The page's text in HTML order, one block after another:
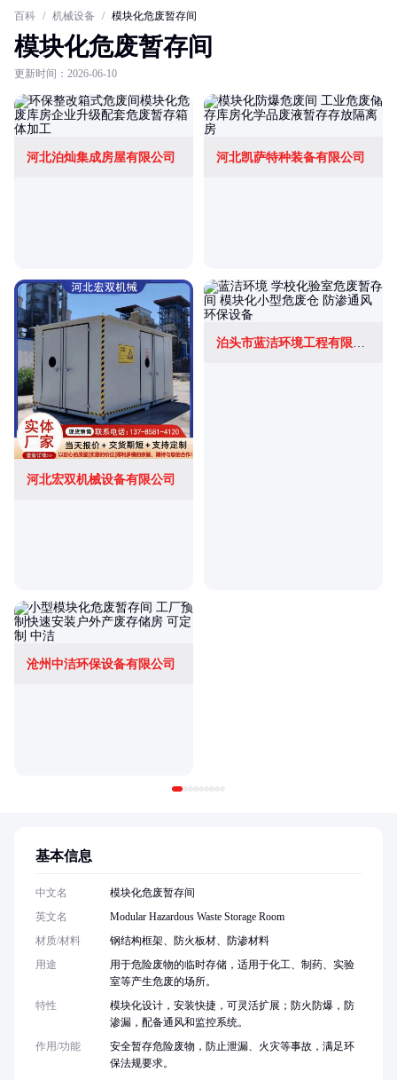
百科 / 机械设备 / 模块化危废暂存间
模块化危废暂存间
更新时间：2026-06-10
河北泊灿集成房屋有限公司 河北凯萨特种装备有限公司
河北宏双机械设备有限公司
沧州中洁环保设备有限公司
基本信息
中文名
模块化危废暂存间
英文名
Modular Hazardous Waste Storage Room
材质/材料
钢结构框架、防火板材、防渗材料
用途
用于危险废物的临时存储，适用于化工、制药、实验
室等产生危废的场所。
特性
模块化设计，安装快捷，可灵活扩展；防火防爆，防
渗漏，配备通风和监控系统。
作用/功能
安全暂存危险废物，防止泄漏、火灾等事故，满足环
保法规要求。